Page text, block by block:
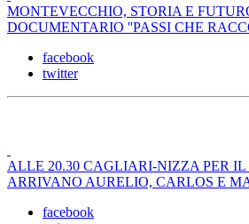
MONTEVECCHIO, STORIA E
DOCUMENTARIO ''PASSI CHE
facebook
twitter
ALLE 20.30 CAGLIARI-NIZZA PER
ARRIVANO AURELIO, CARLOS E
facebook